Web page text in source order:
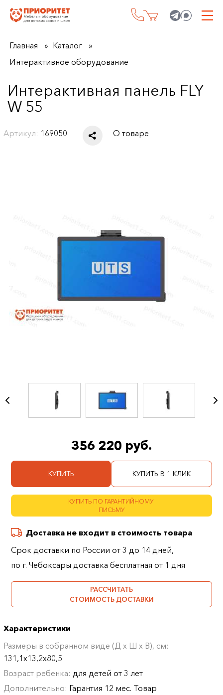
Главная
Каталог
Интерактивное оборудование
Интерактивная панель FLY
W 55
Артикул: 169050 О товаре
356 220 руб.
КУПИТЬ КУПИТЬ В 1 КЛИК
КУПИТЬ ПО ГАРАНТИЙНОМУ
ПИСЬМУ
Доставка не входит в стоимость товара
Срок доставки по России от 3 до 14 дней,
по г. Чебоксары доставка бесплатная от 1 дня
РАССЧИТАТЬ
СТОИМОСТЬ ДОСТАВКИ
Характеристики
Размеры в собранном виде (Д х Ш х В), см:
131,1х13,2х80,5
Возраст ребенка:для детей от 3 лет
Дополнительно: Гарантия 12 мес. Товар